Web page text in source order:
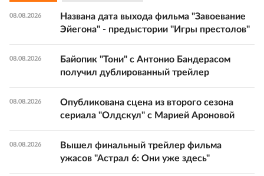
08.08.2026
Названа дата выхода фильма "Завоевание
Эйегона" - предыстории "Игры престолов"
08.08.2026
Байопик "Тони" с Антонио Бандерасом
получил дублированный трейлер
08.08.2026
Опубликована сцена из второго сезона
сериала "Олдскул" с Марией Ароновой
08.08.2026
Вышел финальный трейлер фильма
ужасов "Астрал 6: Они уже здесь"